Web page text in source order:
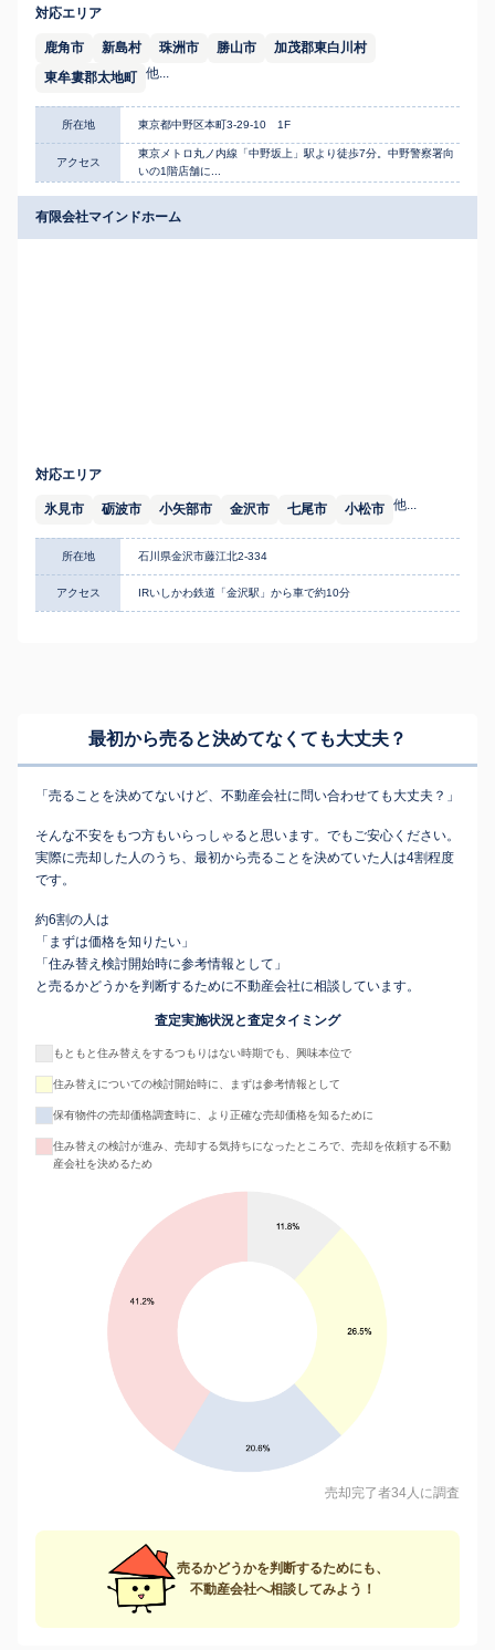
対応エリア
鹿角市 新島村 珠洲市 勝山市
加茂郡東白川村
東牟婁郡太地町 他...
所在地 東京都中野区本町3-29-10 1F
アクセス
東京メトロ丸ノ内線「中野坂上」駅より徒歩7分。中野警察署向
いの1階店舗に...
有限会社マインドホーム
対応エリア
氷見市 砺波市 小矢部市 金沢市 七尾市 小松市 他...
所在地 石川県金沢市藤江北2-334
アクセス IRいしかわ鉄道「金沢駅」から車で約10分
最初から売ると決めてなくても大丈夫？
「売ることを決めてないけど、不動産会社に問い合わせても大丈夫？」
そんな不安をもつ方もいらっしゃると思います。でもご安心ください。
実際に売却した人のうち、最初から売ることを決めていた人は4割程度
です。
約6割の人は
「まずは価格を知りたい」
「住み替え検討開始時に参考情報として」
と売るかどうかを判断するために不動産会社に相談しています。
査定実施状況と査定タイミング
もともと住み替えをするつもりはない時期でも、興味本位で
住み替えについての検討開始時に、まずは参考情報として
保有物件の売却価格調査時に、より正確な売却価格を知るために
住み替えの検討が進み、売却する気持ちになったところで、売却を依頼する不動
産会社を決めるため
売却完了者34人に調査
売るかどうかを判断するためにも、
不動産会社へ相談してみよう！